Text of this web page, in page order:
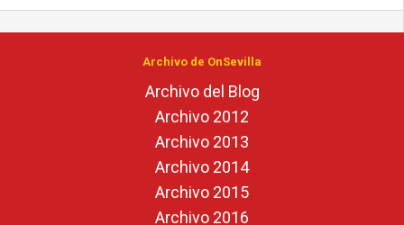
Archivo de OnSevilla
Archivo del Blog
Archivo 2012
Archivo 2013
Archivo 2014
Archivo 2015
Archivo 2016